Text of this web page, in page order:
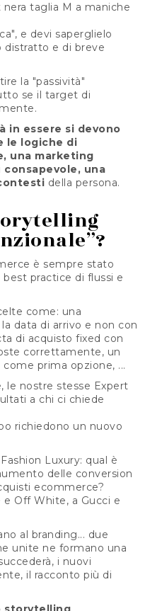
taglia M a maniche
e devi saperglielo
distratto e di breve
la "passività"
se il target di
in essere si devono
le logiche di
una marketing
una
della persona.
è sempre stato
practice di flussi e
come: una
data di arrivo e non con
di acquisto fixed con
correttamente, un
prima opzione, ...
le nostre stesse Expert
a chi ci chiede
richiedono un nuovo
Luxury: qual è
delle conversion
ecommerce?
e Off White, a Gucci e
al branding... due
unite ne formano una
i nuovi
il racconto più di